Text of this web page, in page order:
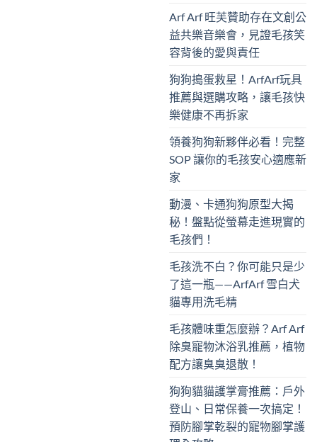
Arf Arf 旺芙贊助存在文創公
益共樂音樂會，見證毛孩笑
容背後的愛與責任
狗狗搗蛋救星！ArfArf玩具
推薦與選購攻略，讓毛孩快
樂健康不再拆家
領養狗狗新夥伴必看！完整
SOP 讓你的毛孩安心適應新
家
動漫、卡通狗狗原型大揭
秘！盤點從螢幕走進現實的
毛孩們！
毛孩洗不白？你可能只是少
了這一瓶——ArfArf 雪白犬
貓專用洗毛精
毛孩體味重怎麼辦？Arf Arf
除臭寵物沐浴乳推薦，植物
配方讓臭臭退散！
狗狗貓貓護掌膏推薦：戶外
登山、日常保養一次搞定！
預防腳掌乾裂的寵物腳掌護